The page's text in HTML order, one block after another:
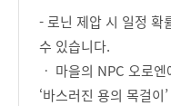
- 로닌 제압 시 일정 확
수 있습니다.
ㆍ 마을의 NPC 오로
‘바스러진 용의 목걸이